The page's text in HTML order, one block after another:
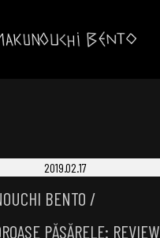
2019.02.17
BENTO /
PĂSĂRELE: REVIEW